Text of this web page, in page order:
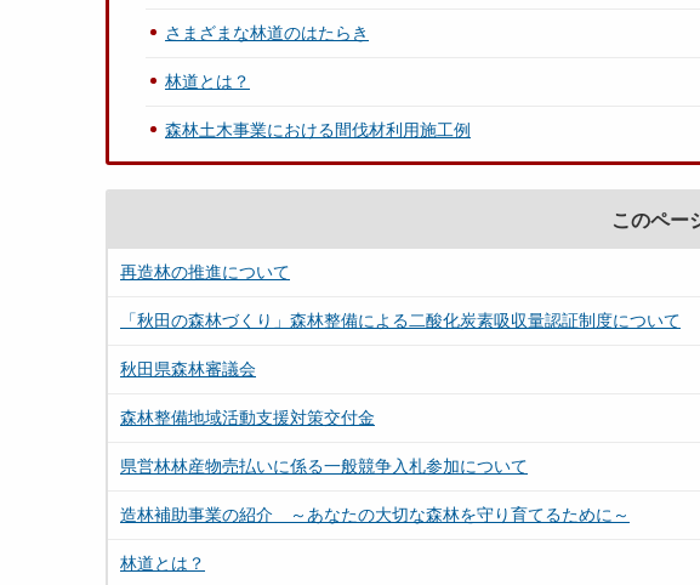
さまざまな林道のはたらき
林道とは？
森林土木事業における間伐材利用施工例
このペー
再造林の推進について
「秋田の森林づくり」森林整備による二酸化炭素吸収量認証制度について
秋田県森林審議会
森林整備地域活動支援対策交付金
県営林林産物売払いに係る一般競争入札参加について
造林補助事業の紹介 ～あなたの大切な森林を守り育てるために～
林道とは？